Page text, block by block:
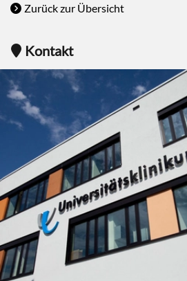
Zurück zur Übersicht
Kontakt